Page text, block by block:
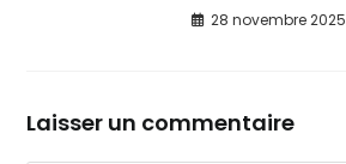
28 novembre 2025
Laisser un commentaire